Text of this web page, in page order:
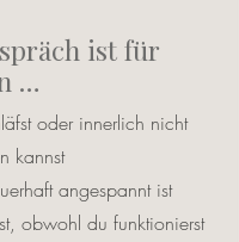
ist für
…
oder innerlich nicht
kannst
angespannt ist
obwohl du funktionierst